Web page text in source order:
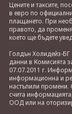
Цените и таксите,
в евро по
плащането. При
правото, да
което ще бъдете
Голдън Холидейз-
данни в Комисията
07.07.2011 г.
информационна и
настъпили промени.
счита
ООД или на